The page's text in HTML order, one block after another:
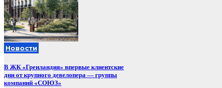
Новости
В ЖК «Гренландия» впервые клиентские
дни от крупного девелопера — группы
компаний «СОЮЗ»